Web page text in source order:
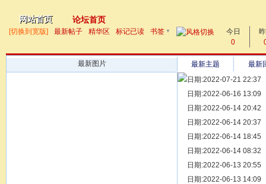
网站首页 论坛首页
帖子
[切换到宽版] 最新帖子 精华区 标记已读 书签 ▼
今日
0
最新图片 最新主题
最新
日期:2022-07-21 22:37
[ 宗亲新闻 ] 同为宗亲，
日期:2022-06-16 13:09
[ 族谱知识 ] 漫话辈份
日期:2022-06-14 20:42
[ 族谱知识 ] 修族谱的用
日期:2022-06-14 20:37
[ 族谱知识 ] 一元等于多
日期:2022-06-14 18:45
[ 散文随笔 ] 写给远在天
日期:2022-06-14 08:32
[ 宗亲新闻 ] 关于“金鸡落
日期:2022-06-13 20:55
[ 庙堂宗祠 ] 洽礼祖祠
日期:2022-06-13 14:09